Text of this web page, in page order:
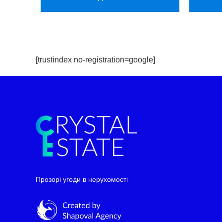
[trustindex no-registration=google]
Прозорі угоди в нерухомості
Telegram